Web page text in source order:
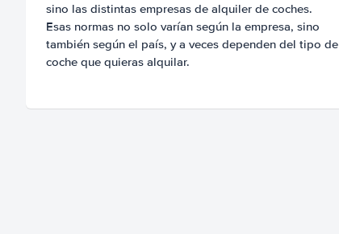
sino las distintas empresas de alquiler de coches.
Esas normas no solo varían según la empresa, sino
también según el país, y a veces dependen del tipo de
coche que quieras alquilar.